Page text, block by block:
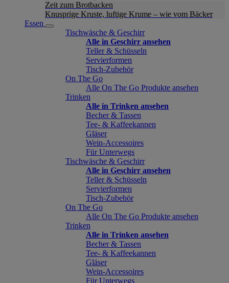
Zeit zum Brotbacken
Knusprige Kruste, luftige Krume – wie vom Bäcker
Essen
Tischwäsche & Geschirr
Alle in Geschirr ansehen
Teller & Schüsseln
Servierformen
Tisch-Zubehör
On The Go
Alle On The Go Produkte ansehen
Trinken
Alle in Trinken ansehen
Becher & Tassen
Tee- & Kaffeekannen
Gläser
Wein-Accessoires
Für Unterwegs
Tischwäsche & Geschirr
Alle in Geschirr ansehen
Teller & Schüsseln
Servierformen
Tisch-Zubehör
On The Go
Alle On The Go Produkte ansehen
Trinken
Alle in Trinken ansehen
Becher & Tassen
Tee- & Kaffeekannen
Gläser
Wein-Accessoires
Für Unterwegs